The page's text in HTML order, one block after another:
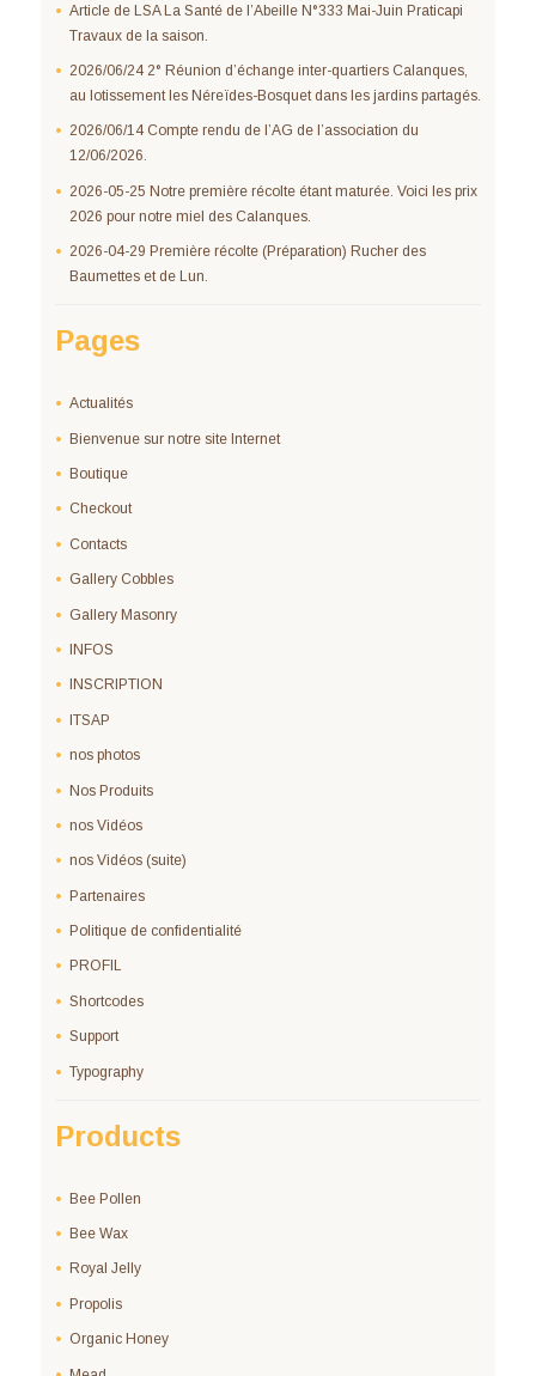
Article de LSA La Santé de l’Abeille N°333 Mai-Juin Praticapi
Travaux de la saison.
2026/06/24 2° Réunion d’échange inter-quartiers Calanques,
au lotissement les Néreïdes-Bosquet dans les jardins partagés.
2026/06/14 Compte rendu de l’AG de l’association du
12/06/2026.
2026-05-25 Notre première récolte étant maturée. Voici les prix
2026 pour notre miel des Calanques.
2026-04-29 Première récolte (Préparation) Rucher des
Baumettes et de Lun.
Pages
Actualités
Bienvenue sur notre site Internet
Boutique
Checkout
Contacts
Gallery Cobbles
Gallery Masonry
INFOS
INSCRIPTION
ITSAP
nos photos
Nos Produits
nos Vidéos
nos Vidéos (suite)
Partenaires
Politique de confidentialité
PROFIL
Shortcodes
Support
Typography
Products
Bee Pollen
Bee Wax
Royal Jelly
Propolis
Organic Honey